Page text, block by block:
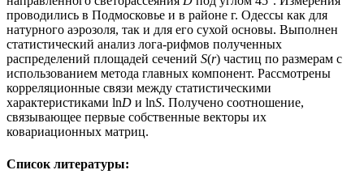
проводились в Подмосковье и в районе г. Одессы как для
натурного аэрозоля, так и для его сухой основы. Выполнен
статистический анализ лога-рифмов полученных
распределений площадей сечений S(r) частиц по размерам с
использованием метода главных компонент. Рассмотрены
корреляционные связи между статистическими
характеристиками lnD и lnS. Получено соотношение,
связывающее первые собственные векторы их
ковариационных матриц.
Список литературы: